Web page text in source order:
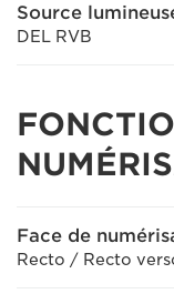
Source
DEL RVB
Face de
Recto / Recto